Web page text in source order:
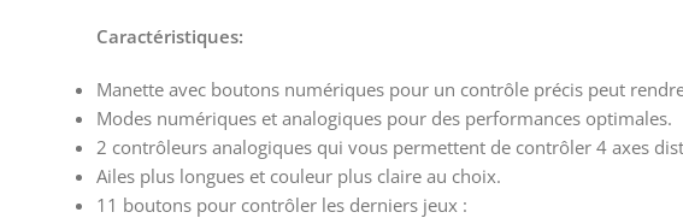
Caractéristiques:
Manette avec boutons numériques pour un contrôle précis peut
Modes numériques et analogiques pour des performances optimales.
2 contrôleurs analogiques qui vous permettent de contrôler 4 axes
Ailes plus longues et couleur plus claire au choix.
11 boutons pour contrôler les derniers jeux :